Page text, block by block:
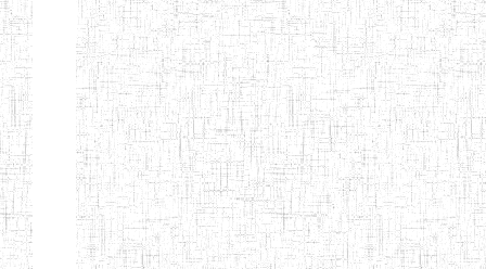
Afficher Page 11 sur 13 Total: 307
Début Préc. 4 5 6 7 8
9
13
Suivant Fin